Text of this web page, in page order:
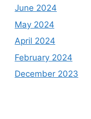
June 2024
May 2024
April 2024
February 2024
December 2023